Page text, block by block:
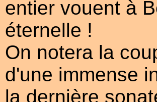
entier vouent à
éternelle !
On notera la
d'une immense
la dernière